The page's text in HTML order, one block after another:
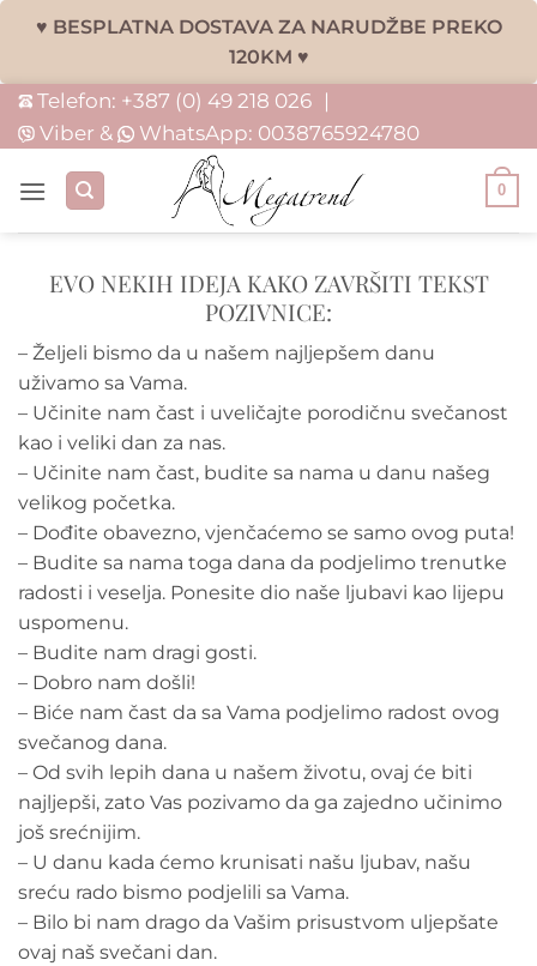
♥ BESPLATNA DOSTAVA ZA NARUDŽBE PREKO
120KM ♥
Skip
to
Telefon: +387 (0) 49 218 026 |
Viber &
WhatsApp: 0038765924780
0
EVO NEKIH IDEJA KAKO ZAVRŠITI TEKST
POZIVNICE:
– Željeli bismo da u našem najljepšem danu
uživamo sa Vama.
– Učinite nam čast i uveličajte porodičnu svečanost
kao i veliki dan za nas.
– Učinite nam čast, budite sa nama u danu našeg
velikog početka.
– Dođite obavezno, vjenčaćemo se samo ovog puta!
– Budite sa nama toga dana da podjelimo trenutke
radosti i veselja. Ponesite dio naše ljubavi kao lijepu
uspomenu.
– Budite nam dragi gosti.
– Dobro nam došli!
– Biće nam čast da sa Vama podjelimo radost ovog
svečanog dana.
– Od svih lepih dana u našem životu, ovaj će biti
najljepši, zato Vas pozivamo da ga zajedno učinimo
još srećnijim.
– U danu kada ćemo krunisati našu ljubav, našu
sreću rado bismo podjelili sa Vama.
– Bilo bi nam drago da Vašim prisustvom uljepšate
ovaj naš svečani dan.